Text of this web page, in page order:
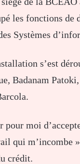
les fonctions
Systèmes
s’est
Badanam
pour moi
qui m’incombe
crédit.